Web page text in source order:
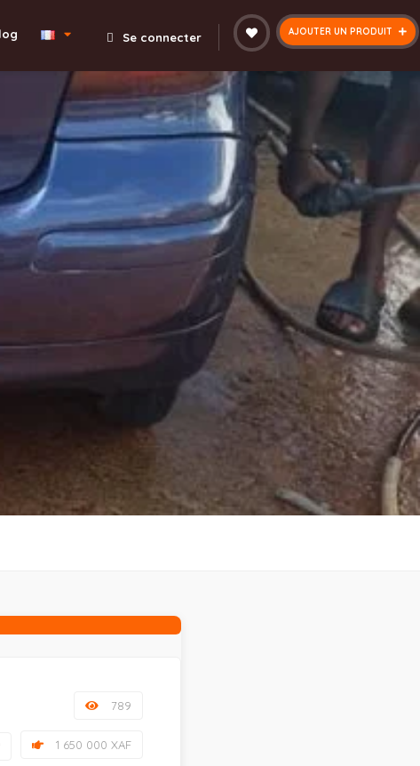
AJOUTER UN PRODUIT
Se connecter
789
1 650 000 XAF